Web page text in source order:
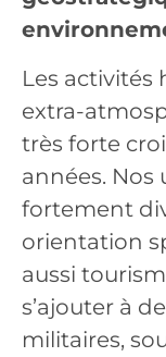
Les activités
extra-
très forte
années. Nos
fortement
orientation
aussi
s’ajouter à
militaires,